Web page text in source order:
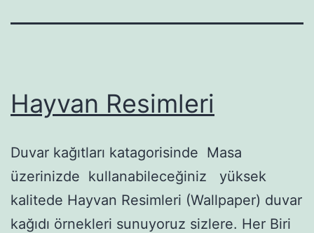
Hayvan Resimleri
Duvar kağıtları katagorisinde Masa
üzerinizde kullanabileceğiniz yüksek
kalitede Hayvan Resimleri (Wallpaper) duvar
kağıdı örnekleri sunuyoruz sizlere. Her Biri